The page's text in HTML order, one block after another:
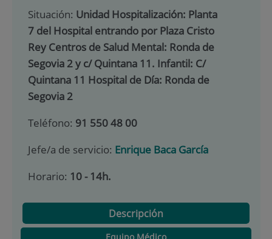
Situación: Unidad Hospitalización: Planta
7 del Hospital entrando por Plaza Cristo
Rey Centros de Salud Mental: Ronda de
Segovia 2 y c/ Quintana 11. Infantil: C/
Quintana 11 Hospital de Día: Ronda de
Segovia 2
Teléfono: 91 550 48 00
Jefe/a de servicio: Enrique Baca García
Horario: 10 - 14h.
Descripción